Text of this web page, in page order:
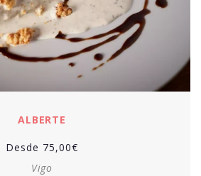
ALBERTE
Desde 75,00€
Vigo